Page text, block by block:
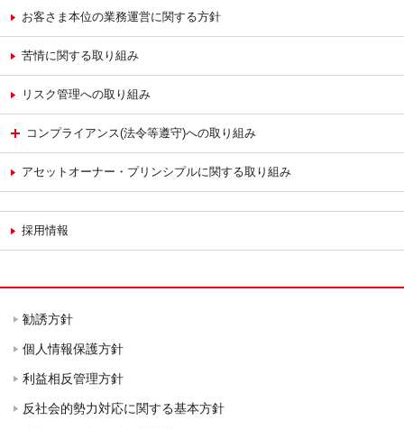
お客さま本位の業務運営に関する方針
苦情に関する取り組み
リスク管理への取り組み
コンプライアンス(法令等遵守)への取り組み
アセットオーナー・プリンシプルに関する取り組み
採用情報
勧誘方針
個人情報保護方針
利益相反管理方針
反社会的勢力対応に関する基本方針